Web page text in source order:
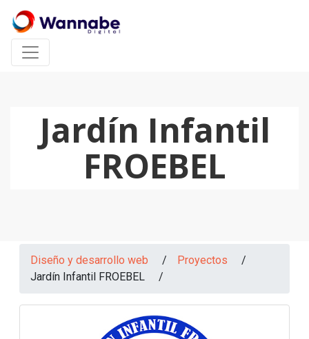
Jardín Infantil
FROEBEL
Diseño y desarrollo web / Proyectos
/
Jardín Infantil FROEBEL /